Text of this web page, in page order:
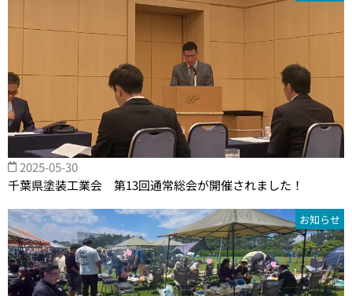
2025-05-30
千葉県塗装工業会 第13回通常総会が開催されました！
お知らせ